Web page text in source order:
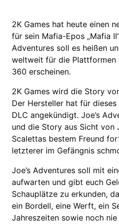
2K Games hat heute einen
für sein Mafia-Epos „Mafia
Adventures soll es heißen
weltweit für die Plattformen
360 erscheinen.
2K Games wird die Story
Der Hersteller hat für
DLC angekündigt. Joe’s
und die Story aus Sicht von
Scalettas bestem Freund
letzterer im Gefängnis
Joe’s Adventures soll mit
aufwarten und gibt euch
Schauplätze zu erkunden,
ein Bordell, eine Werft, ein
Jahreszeiten sowie noch